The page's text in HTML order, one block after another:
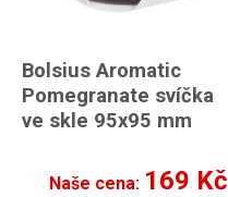
Bolsius Aromatic
Pomegranate svíčka
ve skle 95x95 mm
Naše cena: 169 Kč